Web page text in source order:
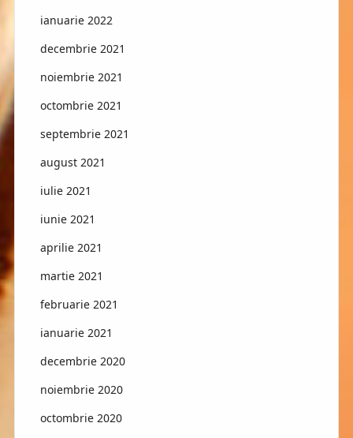
ianuarie 2022
decembrie 2021
noiembrie 2021
octombrie 2021
septembrie 2021
august 2021
iulie 2021
iunie 2021
aprilie 2021
martie 2021
februarie 2021
ianuarie 2021
decembrie 2020
noiembrie 2020
octombrie 2020